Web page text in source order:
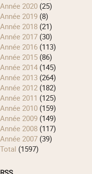
année 2020(25)
année 2019(8)
année 2018(21)
année 2017(30)
année 2016(113)
année 2015(86)
année 2014(145)
année 2013(264)
année 2012(182)
année 2011 (125)
année 2010(159)
année 2009(149)
année 2008(117)
année 2007(39)
total (1597)